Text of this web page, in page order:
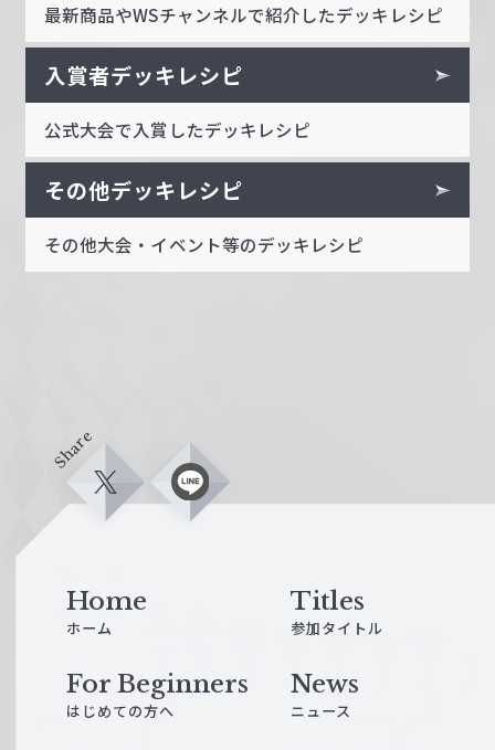
最新商品やWSチャンネルで紹介したデッキレシピ
入賞者デッキレシピ
公式大会で入賞したデッキレシピ
その他デッキレシピ
その他大会・イベント等のデッキレシピ
Share
X L
Home
ホーム
Titles
参加タイトル
For Beginners
はじめての方へ
News
ニュース